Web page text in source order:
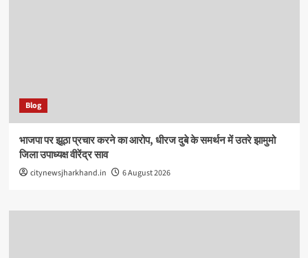
Blog
भाजपा पर झूठा प्रचार करने का आरोप, धीरज दुबे के समर्थन में उतरे झामुमो
जिला उपाध्यक्ष वीरेंद्र साव
citynewsjharkhand.in 6 August 2026